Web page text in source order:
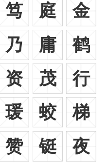
笃 庭
金
乃 庸
鹤
资 茂
行
瑗 蛟
梯
赞 铤
夜